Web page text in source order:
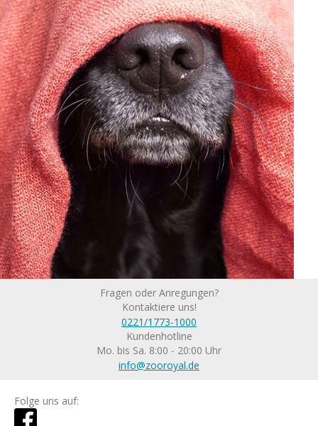
Fragen oder Anregungen?
Kontaktiere uns!
0221/1773-1000
Kundenhotline
Mo. bis Sa. 8:00 - 20:00 Uhr
info@zooroyal.de
Folge uns auf: